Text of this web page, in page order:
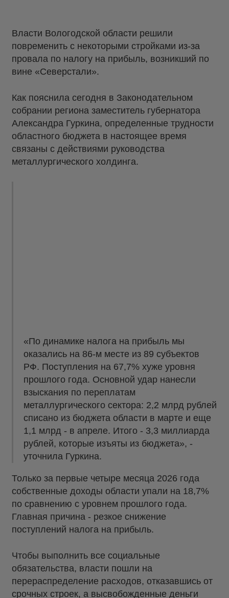
Власти Вологодской области решили
повременить с некоторыми стройками из-за
провала по налогу на прибыль, возникший по
вине «Северстали».
Как пояснила сегодня в Законодательном
собрании региона заместитель губернатора
Александра Гуркина, определенные трудности
областного бюджета в настоящее время
связаны с действиями руководства
металлургического холдинга.
«По динамике налога на прибыль мы
оказались на 86-м месте из 89 субъектов
РФ. Поступления на 67,7% хуже уровня
прошлого года. Основной удар нанесли
взыскания по переплатам
металлургического сектора: 2,2 млрд рублей
списано из бюджета области в марте и еще
1,1 млрд - в апреле. Итого - 3,3 миллиарда
рублей, которые изъяты из бюджета», -
уточнила Гуркина.
Только за первые четыре месяца 2026 года
собственные доходы области упали на 18,7%
по сравнению с уровнем прошлого года.
Главная причина - резкое снижение
поступлений налога на прибыль.
Чтобы выполнить все социальные
обязательства, власти пошли на
перераспределение расходов, отказавшись от
срочных строек, а высвобожденные деньги